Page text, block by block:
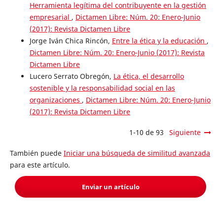
Herramienta legítima del contribuyente en la gestión
empresarial , Dictamen Libre: Núm. 20: Enero-Junio
(2017): Revista Dictamen Libre
Jorge Iván Chica Rincón, Entre la ética y la educación ,
Dictamen Libre: Núm. 20: Enero-Junio (2017): Revista
Dictamen Libre
Lucero Serrato Obregón, La ética, el desarrollo
sostenible y la responsabilidad social en las
organizaciones , Dictamen Libre: Núm. 20: Enero-Junio
(2017): Revista Dictamen Libre
1-10 de 93 Siguiente
También puede Iniciar una búsqueda de similitud avanzada
para este artículo.
Enviar un artículo